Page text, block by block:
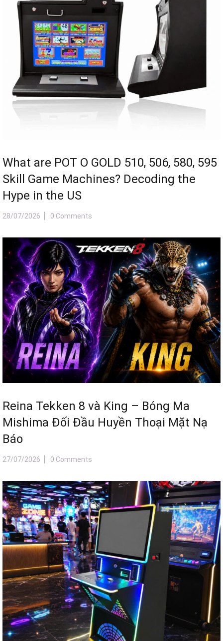
Hype in the US
28/07/2026 0 Comments
Reina Tekken 8 và King – Bóng Ma
Mishima Đối Đầu Huyền Thoại Mặt Nạ
Báo
27/07/2026 0 Comments
Touchscreen Skill Game Machine – The
Ultimate Multi-Functional
Entertainment Solution for Modern
Amusement Park
21/07/2026 0 Comments
Leave a Comment